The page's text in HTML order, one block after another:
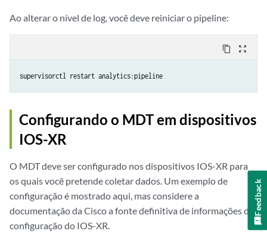
Ao alterar o nível de log, você deve reiniciar o pipeline:
content_copy zoom_out_map
supervisorctl restart analytics:pipeline
Configurando o MDT em dispositivos
IOS-XR
O MDT deve ser configurado nos dispositivos IOS-XR para
os quais você pretende coletar dados. Um exemplo de
configuração é mostrado aqui, mas considere a
documentação da Cisco a fonte definitiva de informações de
configuração do IOS-XR.
Feedback